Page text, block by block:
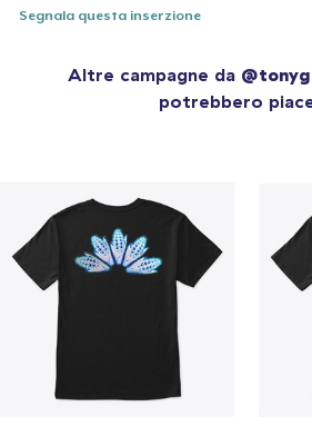
Segnala questa inserzione
Altre campagne da
potrebbero